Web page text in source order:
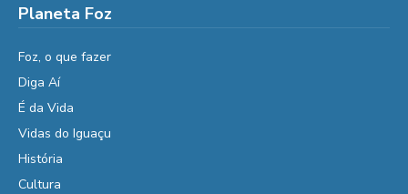
Planeta Foz
Foz, o que fazer
Diga Aí
É da Vida
Vidas do Iguaçu
História
Cultura